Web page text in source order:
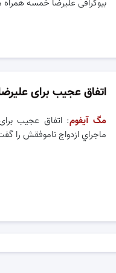
بیوگرافی علیرضا خمسه همراه
اتفاق عجیب برای
مگ آیفوم: اتفاق عجیب
ماجراي ازدواج ناموفقش را